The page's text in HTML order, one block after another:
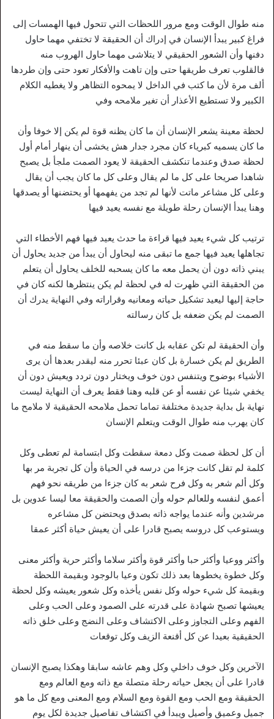
منه طوال الوقت ومع مرور اللحظات التي تتحول فيها الهمسات إلى
فراغ كبير يبدأ الإنسان في إدراك أن الحقيقة لا تختفي مهما حاول
دفنها وأن الشعور الحقيقي لا يتلاشى مهما حاول الهروب منه
فالقلوب تعرف طريقها حتى وإن تاهت والأفكار تعود حتى وإن طردها
ألف مرة لأن ما كتب في الداخل لا يمحوه التظاهر ولا يغطيه الكلام
الكبير ولا تستطيع الأعذار أن تغير ملامحه وفي
لحظة معينة يشعر الإنسان أن ما كان يظنه قوة لم يكن إلا خوفا وأن
ما كان يسميه كبرياء كان مجرد جدار هش يخشى أن ينهار أمام أول
لحظة صدق وعندما تنكشف الحقيقة لا يعود الصمت ملجأ بل يصبح
شاهدا صريحا على كل ما لم يقال وعلى كل ما كان يجب أن يقال
وعلى كل مشاعر ماتت لأنها لم تجد من يفهمها أو يحتضنها أو يصدقها
وهنا يبدأ الإنسان رحلة طويلة مع نفسه يعيد فيها
ترتيب كل شيء يعيد فيها قراءة ما حدث يعيد فيها فهم الأخطاء التي
تجاهلها يعيد فيها جمع ما تبقى منه ليحاول أن يبدأ من جديد يحاول أن
يبني ذاته دون أن يحمل معه ما كان يسحبه للخلف يحاول أن يتعلم
من الحقيقة التي ظهرت له في لحظة لم يكن ينتظرها لكنه كان في
حاجة إليها ليعيد تشكيل حياته ومعانيه وقراراته وفي النهاية يدرك أن
الصمت لم يكن ضعفه بل كان رسالته
وأن الحقيقة لم تكن عقابه بل كانت خلاصه وأن ما سقط منه في
الطريق لم يكن خسارة بل كان عبئا تحرر منه ليقدر بعدها أن يرى
الأشياء بوضوح ويتنفس دون خوف ويختار دون تردد ويعيش دون أن
يخفي شيئا عن نفسه أو عن قلبه وهنا فقط يعرف أن النهاية ليست
نهاية بل بداية جديدة مختلفة تماما تحمل ملامحه الحقيقية لا ملامح ما
كان يهرب منه طوال الوقت ويتعلم الإنسان
أن كل لحظة صمت وكل دمعة سقطت وكل ابتسامة لم تعطى وكل
كلمة لم تقل كانت جزءا من درسه في الحياة وأن كل تجربة مر بها
وكل ألم شعر به وكل فرح شعر به كان جزءا من طريقه نحو فهم
أعمق لنفسه وللعالم حوله وأن الصمت والحقيقة معا ليسا عدوين بل
مرشدين وأنه عندما يواجه ذاته بصدق ويحتضن كل مشاعره
ويستوعب كل دروسه يصبح قادرا على أن يعيش حياة أكثر عمقا
وأكثر ووعيا وأكثر حبا وأكثر قوة وأكثر سلاما وأكثر حرية وأكثر معنى
وكل خطوة يخطوها بعد ذلك تكون وعيا بالوجود وبقيمة اللحظة
وبقيمة كل شيء حوله وكل نفس يأخذه وكل شعور يعيشه وكل لحظة
يعيشها تصبح شهادة على قدرته على الصمود وعلى الحب وعلى
الفهم وعلى التجاوز وعلى الاكتشاف وعلى النضج وعلى خلق ذاته
الحقيقية بعيدا عن كل أقنعة الزيف وكل توقعات
الآخرين وكل خوف داخلي وكل وهم عاشه سابقا وهكذا يصبح الإنسان
قادرا على أن يجعل حياته رحلة متصلة مع ذاته ومع العالم ومع
الحقيقة ومع الحب ومع القوة ومع السلام ومع المعنى ومع كل ما هو
جميل وعميق وأصيل ويبدأ في اكتشاف تفاصيل جديدة لكل يوم